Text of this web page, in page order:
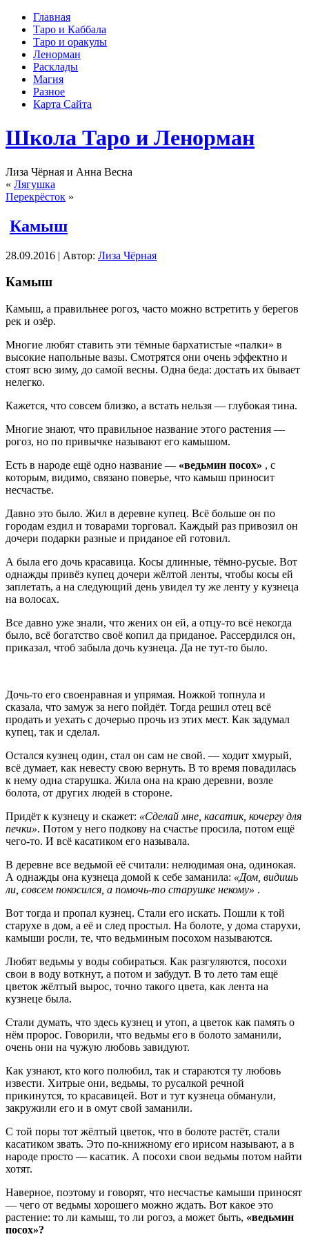
Главная
Таро и Каббала
Таро и оракулы
Ленорман
Расклады
Магия
Разное
Карта Сайта
Школа Таро и Ленорман
Лиза Чёрная и Анна Весна
« Лягушка
Перекрёсток »
Камыш
28.09.2016 | Автор: Лиза Чёрная
Камыш
Камыш, а правильнее рогоз, часто можно встретить у берегов
рек и озёр.
Многие любят ставить эти тёмные бархатистые «палки» в
высокие напольные вазы. Смотрятся они очень эффектно и
стоят всю зиму, до самой весны. Одна беда: достать их бывает
нелегко.
Кажется, что совсем близко, а встать нельзя — глубокая тина.
Многие знают, что правильное название этого растения —
рогоз, но по привычке называют его камышом.
Есть в народе ещё одно название — «ведьмин посох» , с
которым, видимо, связано поверье, что камыш приносит
несчастье.
Давно это было. Жил в деревне купец. Всё больше он по
городам ездил и товарами торговал. Каждый раз привозил он
дочери подарки разные и приданое ей готовил.
А была его дочь красавица. Косы длинные, тёмно-русые. Вот
однажды привёз купец дочери жёлтой ленты, чтобы косы ей
заплетать, а на следующий день увидел ту же ленту у кузнеца
на волосах.
Все давно уже знали, что жених он ей, а отцу-то всё некогда
было, всё богатство своё копил да приданое. Рассердился он,
приказал, чтоб забыла дочь кузнеца. Да не тут-то было.
Дочь-то его своенравная и упрямая. Ножкой топнула и
сказала, что замуж за него пойдёт. Тогда решил отец всё
продать и уехать с дочерью прочь из этих мест. Как задумал
купец, так и сделал.
Остался кузнец один, стал он сам не свой. — ходит хмурый,
всё думает, как невесту свою вернуть. В то время повадилась
к нему одна старушка. Жила она на краю деревни, возле
болота, от других людей в стороне.
Придёт к кузнецу и скажет: «Сделай мне, касатик, кочергу для
печки». Потом у него подкову на счастье просила, потом ещё
чего-то. И всё касатиком его называла.
В деревне все ведьмой её считали: нелюдимая она, одинокая.
А однажды она кузнеца домой к себе заманила: «Дом, видишь
ли, совсем покосился, а помочь-то старушке некому» .
Вот тогда и пропал кузнец. Стали его искать. Пошли к той
старухе в дом, а её и след простыл. На болоте, у дома старухи,
камыши росли, те, что ведьминым посохом называются.
Любят ведьмы у воды собираться. Как разгуляются, посохи
свои в воду воткнут, а потом и забудут. В то лето там ещё
цветок жёлтый вырос, точно такого цвета, как лента на
кузнеце была.
Стали думать, что здесь кузнец и утоп, а цветок как память о
нём пророс. Говорили, что ведьмы его в болото заманили,
очень они на чужую любовь завидуют.
Как узнают, кто кого полюбил, так и стараются ту любовь
извести. Хитрые они, ведьмы, то русалкой речной
прикинутся, то красавицей. Вот и тут кузнеца обманули,
закружили его и в омут свой заманили.
С той поры тот жёлтый цветок, что в болоте растёт, стали
касатиком звать. Это по-книжному его ирисом называют, а в
народе просто — касатик. А посохи свои ведьмы потом найти
хотят.
Наверное, поэтому и говорят, что несчастье камыши приносят
— чего от ведьмы хорошего можно ждать. Вот какое это
растение: то ли камыш, то ли рогоз, а может быть, «ведьмин
посох»?